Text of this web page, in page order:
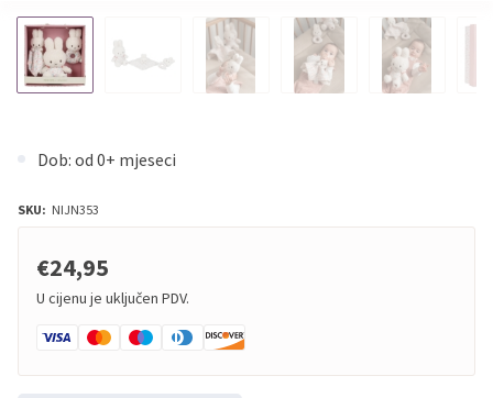
Dob: od 0+ mjeseci
SKU: NIJN353
€24,95
U cijenu je uključen PDV.